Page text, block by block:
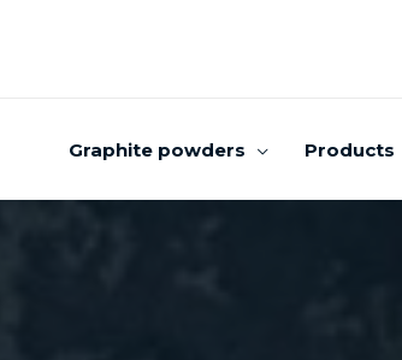
Graphite powders Products